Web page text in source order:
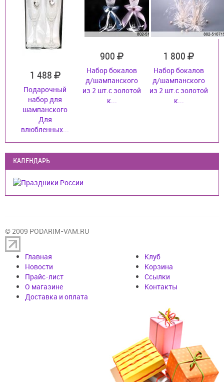
1 488
Подарочный
набор для
шампанского
Для
влюбленных...
900
Набор бокалов
д/шампанского
из 2 шт.с золотой
к...
1 800
Набор бокалов
д/шампанского
из 2 шт.с золотой
к...
КАЛЕНДАРЬ
© 2009 PODARIM-VAM.RU
Главная
Новости
Прайс-лист
О магазине
Доставка и оплата
Клуб
Корзина
Cсылки
Контакты